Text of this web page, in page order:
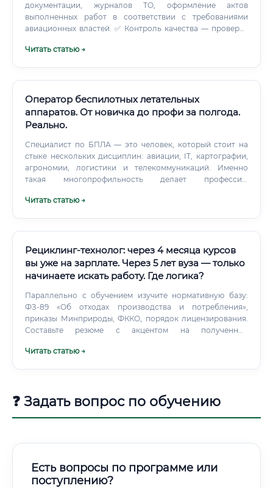
документации, журналов ТО, оформление актов
выполненных работ в соответствии с требованиями
авиационных властей. ✅ Контроль качества — проверка
регулятора (ФАВТ, ИКАО, EASA).
Читать статью →
Оператор беспилотных летательных
аппаратов. От новичка до профи за полгода.
Реально.
Специалист по БПЛА — это человек, который стоит на
стыке нескольких дисциплин: авиации, IT, картографии,
агрономии, логистики и телекоммуникаций. Именно
такая многопрофильность делает профессию
обязанностей специалиста В зависимости от
Читать статью →
Рециклинг-технолог: через 4 месяца курсов
вы уже на зарплате. Через 5 лет вуза — только
начинаете искать работу. Где логика?
Параллельно с обучением изучите нормативную базу:
ФЗ-89 «Об отходах производства и потребления»,
приказы Минприроды, ФККО, порядок лицензирования.
Составьте резюме с акцентом на полученные
опыт, не всегда в зарплату.
Читать статью →
❓ Задать вопрос по обучению
Есть вопросы по программе или
поступлению?